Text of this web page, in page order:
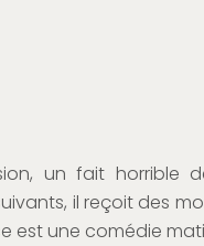
un fait horrible
il reçoit des
est une comédie